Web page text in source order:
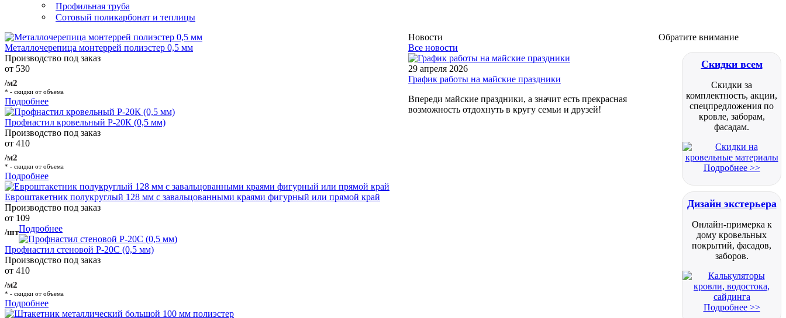
Профильная труба
Сотовый поликарбонат и теплицы
Металлочерепица монтеррей полиэстер 0,5 мм
Производство под заказ
от 530
/м2
* - скидки от объема
Подробнее
Профнастил кровельный Р-20К (0,5 мм)
Производство под заказ
от 410
/м2
* - скидки от объема
Подробнее
Евроштакетник полукруглый 128 мм с завальцованными краями фигурный или прямой край
Производство под заказ
от 109
/штПодробнее
Профнастил стеновой Р-20С (0,5 мм)
Производство под заказ
от 410
/м2
* - скидки от объема
Подробнее
Обратите внимание
Скидки всем
Скидки за
комплектность, акции,
спецпредложения по
кровле, заборам,
фасадам.
Подробнее >>
Дизайн экстерьера
Онлайн-примерка к
дому кровельных
покрытий, фасадов,
заборов.
Подробнее >>
Новости
Все новости
29 апреля 2026
График работы на майские праздники
Впереди майские праздники, а значит есть прекрасная
возможность отдохнуть в кругу семьи и друзей!